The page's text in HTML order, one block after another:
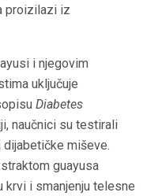
proizilazi iz
i njegovim
uključuje
Diabetes
naučnici su testirali
miševe.
guayusa
krvi i smanjenju telesne